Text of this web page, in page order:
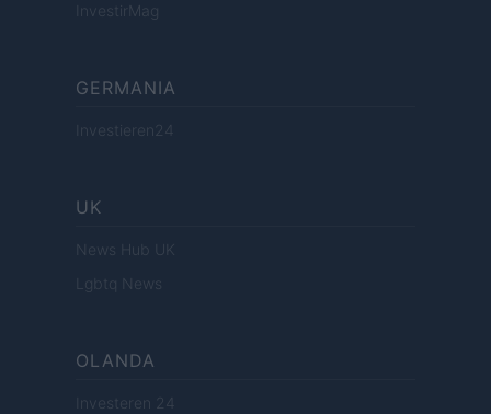
InvestirMag
GERMANIA
Investieren24
UK
News Hub UK
Lgbtq News
OLANDA
Investeren 24